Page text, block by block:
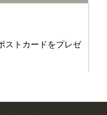
ストカードをプレゼ